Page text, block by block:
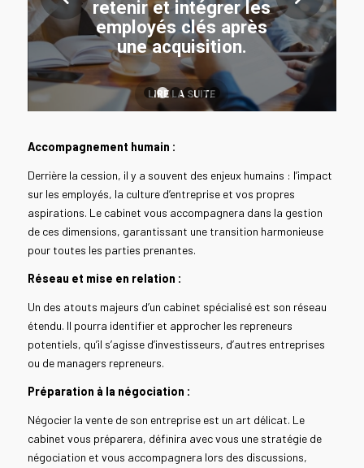
retenir et intégrer les
employés clés après
une acquisition.
LIRE LA SUITE
1 2 3 4 5 6
Accompagnement humain :
Derrière la cession, il y a souvent des enjeux humains : l’impact
sur les employés, la culture d’entreprise et vos propres
aspirations. Le cabinet vous accompagnera dans la gestion
de ces dimensions, garantissant une transition harmonieuse
pour toutes les parties prenantes.
Réseau et mise en relation :
Un des atouts majeurs d’un cabinet spécialisé est son réseau
étendu. Il pourra identifier et approcher les repreneurs
potentiels, qu’il s’agisse d’investisseurs, d’autres entreprises
ou de managers repreneurs.
Préparation à la négociation :
Négocier la vente de son entreprise est un art délicat. Le
cabinet vous préparera, définira avec vous une stratégie de
négociation et vous accompagnera lors des discussions,